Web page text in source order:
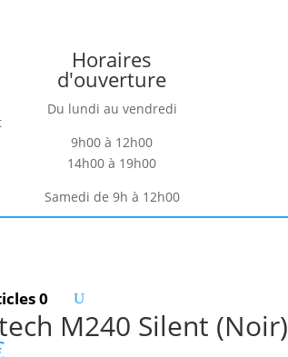
Horaires
d'ouverture
Du lundi au vendredi
9h00 à 12h00
14h00 à 19h00
Samedi de 9h à 12h00
0
M240 Silent (Noir)